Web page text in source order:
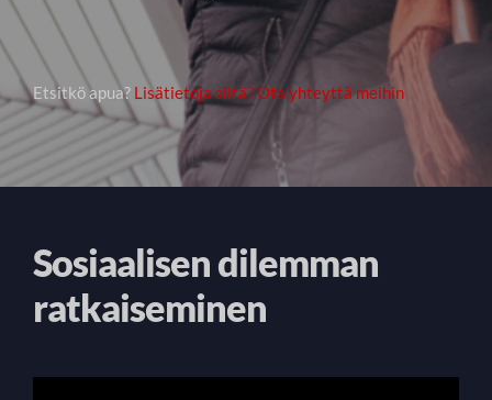
Etsitkö apua? Lisätietoja siitä? Ota yhteyttä meihin
Sosiaalisen dilemman
ratkaiseminen